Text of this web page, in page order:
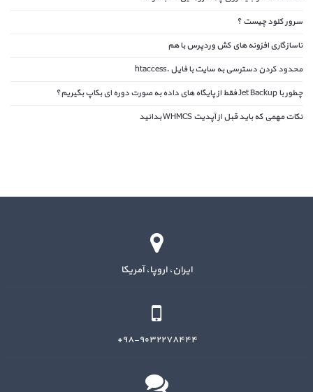
سرور کلود چیست ؟
ناسازگاری افزونه های کش وردپرس با هم
محدود کردن دسترسی به سایت با فایل .htaccess
چطور با Jet Backup فقط از پایگاه های داده به صورت دوره ای بکاپ بگیریم؟
نکات مهمی که باید قبل از آپدیت WHMCS بدانید
ایران، اروپا، آمریکا
۹۸-۹۰۳۲۲۷۸۴۴۴+